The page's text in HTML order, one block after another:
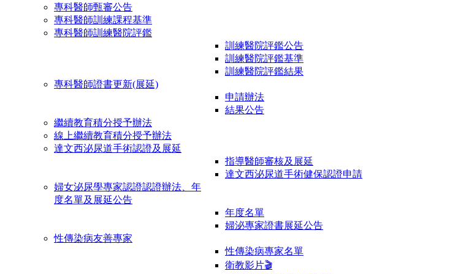
專科醫師甄審公告
專科醫師訓練課程基準
專科醫師訓練醫院評鑑
訓練醫院評鑑公告
訓練醫院評鑑基準
訓練醫院評鑑結果
專科醫師證書更新(展延)
申請辦法
結果公告
繼續教育積分授予辦法
線上繼續教育積分授予辦法
達文西泌尿道手術認證及展延
指導醫師審核及展延
達文西泌尿道手術健保認證申請
婦女泌尿學專家認證認證辦法、年
度名單及展延公告
年度名單
婦泌專家證書展延公告
性傳染病友善專家
性傳染病專家名單
衛教影片🎬